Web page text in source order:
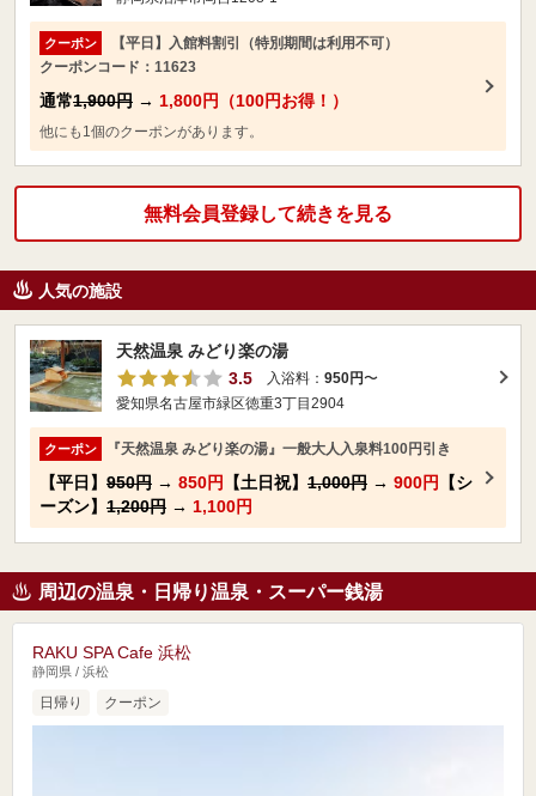
クーポン
【平日】入館料割引（特別期間は利用不可）
クーポンコード：11623
通常1,900円 → 1,800円（100円お得！）
他にも1個のクーポンがあります。
無料会員登録して続きを見る
人気の施設
天然温泉 みどり楽の湯
3.5
入浴料： 950円〜
愛知県名古屋市緑区徳重3丁目2904
クーポン 『天然温泉 みどり楽の湯』一般大人入泉料100円引き
【平日】 950円 → 850円 【土日祝】 1,000円 → 900円
【シ
ーズン】 1,200円 → 1,100円
周辺の温泉・日帰り温泉・スーパー銭湯
RAKU SPA Cafe 浜松
静岡県 / 浜松
日帰り クーポン